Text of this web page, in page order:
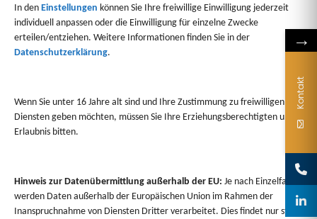
In den Einstellungen können Sie Ihre freiwillige Einwilligung jederzeit
individuell anpassen oder die Einwilligung für einzelne Zwecke
erteilen/entziehen. Weitere Informationen finden Sie in der
Datenschutzerklärung.
Wenn Sie unter 16 Jahre alt sind und Ihre Zustimmung zu freiwilligen
Diensten geben möchten, müssen Sie Ihre Erziehungsberechtigten um
Erlaubnis bitten.
Hinweis zur Datenübermittlung außerhalb der EU: Je nach Einzelfall
werden Daten außerhalb der Europäischen Union im Rahmen der
Inanspruchnahme von Diensten Dritter verarbeitet. Dies findet nur statt,
Wir beraten Sie gerne persönlich zu Formatwahl,
Kombinationen oder Gestaltungsmöglichkeiten.
→
Kontakt